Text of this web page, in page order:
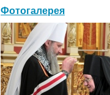
Фотогалерея